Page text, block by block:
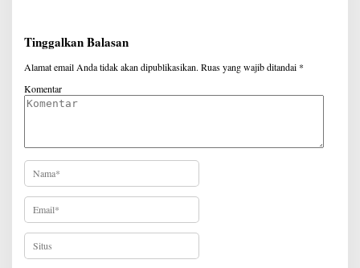
Tinggalkan Balasan
Alamat email Anda tidak akan dipublikasikan. Ruas yang wajib ditandai *
Komentar